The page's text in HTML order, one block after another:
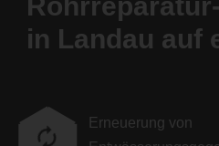
in Landau auf
Erneuerung von